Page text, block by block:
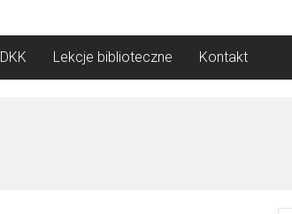
DKK Lekcje biblioteczne Kontakt